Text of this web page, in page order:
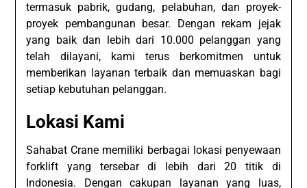
termasuk pabrik, gudang, pelabuhan, dan proyek-
proyek pembangunan besar. Dengan rekam jejak
yang baik dan lebih dari 10.000 pelanggan yang
telah dilayani, kami terus berkomitmen untuk
memberikan layanan terbaik dan memuaskan bagi
setiap kebutuhan pelanggan.
Lokasi Kami
Sahabat Crane memiliki berbagai lokasi penyewaan
forklift yang tersebar di lebih dari 20 titik di
Indonesia. Dengan cakupan layanan yang luas,